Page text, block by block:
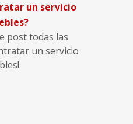
un servicio
post todas las
un servicio